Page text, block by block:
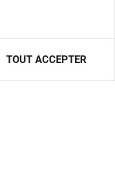
254,00 €
TOUT ACCEPTER